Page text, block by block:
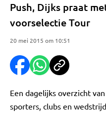
Push, Dijks praat
voorselectie Tour
20 mei 2015 om 10:51
Een dagelijks overzicht
sporters, clubs en